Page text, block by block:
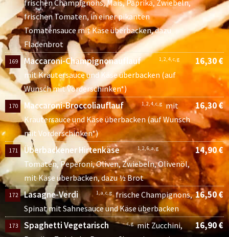
frischen Champignons, Mais, Paprika, Zwiebeln,
frischen Tomaten, in einer pikanten
Tomatensauce mit Käse überbacken, dazu
Fladenbrot
169 Maccaroni-Champignonauflauf 1, 2, 4, c, g
mit Kräutersauce und Käse überbacken (auf
Wunsch mit Vorderschinken*)
16,30 €
170 Maccaroni-Broccoliauflauf 1, 2, 4, c, g mit
Kräutersauce und Käse überbacken (auf Wunsch
mit Vorderschinken*)
16,30 €
171 Überbackener Hirtenkäse 1, 2, 6, a, g
Tomaten, Peperoni, Oliven, Zwiebeln, Olivenöl,
mit Käse überbacken, dazu ½ Brot
14,90 €
172 Lasagne-Verdi 1, a, c, g
frische Champignons,
Spinat mit Sahnesauce und Käse überbacken
16,50 €
173 Spaghetti Vegetarisch c, g mit Zucchini,
16,90 €